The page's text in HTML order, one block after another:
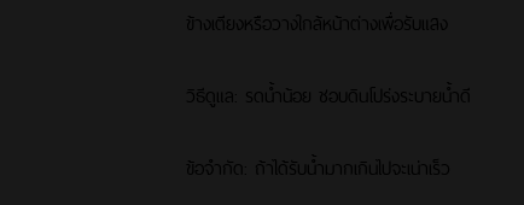
ข้างเตียงหรือวางใกล้หน้าต่างเพื่อรับแสง
วิธีดูแล: รดน้ำน้อย ชอบดินโปร่งระบายน้ำดี
ข้อจำกัด: ถ้าได้รับน้ำมากเกินไปจะเน่าเร็ว